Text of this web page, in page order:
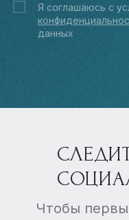
Я соглашаюсь с
данных
Чтобы